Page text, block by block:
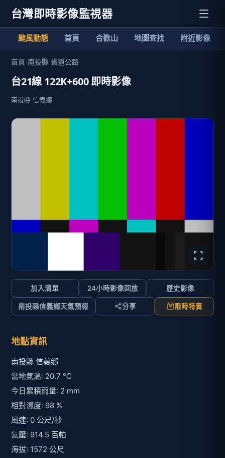
台灣即時影像監視器
颱風動態 首頁 合歡山 地圖查找 附近影像
首頁›南投縣 省道公路
台21線 122K+600 即時影像
南投縣 信義鄉
加入清單 24小時影像回放 歷史影像
南投縣信義鄉天氣預報 分享 限時特賣
地點資訊
南投縣 信義鄉
當地氣溫: 20.7 ℃
今日累積雨量: 2 mm
相對濕度: 98 %
風速: 0 公尺/秒
氣壓: 914.5 百帕
海拔: 1572 公尺